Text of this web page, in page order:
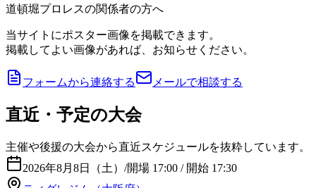
道頓堀プロレスの関係者の方へ
当サイトにポスター画像を掲載できます。
掲載してよい画像があれば、お知らせください。
フォームから連絡する メールで相談する
直近・予定の大会
主催や後援の大会から直近スケジュールを抜粋しています。
2026年8月8日（土） /開場 17:00 / 開始 17:30